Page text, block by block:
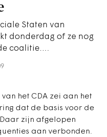
Staten van
donderdag of ze nog
coalitie.…
het CDA zei aan het
dat de basis voor de
zijn afgelopen
aan verbonden.